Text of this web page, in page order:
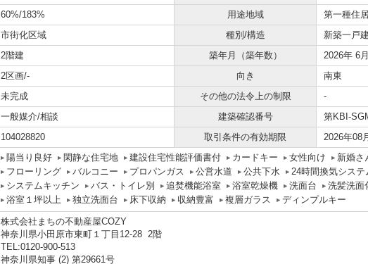
60%/183% 用途地域
第一種住
市街化区域 種別/構造
新築一戸
2階建 築年月（築年数）
2026年 6
2区画/- 向き
南東
未完成 その他の法令上の制限
-
一般媒介/相談 建築確認番号
第KBI-
104028820 取引条件の有効期限 2026年08
陽当り良好 閑静な住宅地 建設住宅性能評価書付 カードキー 女性向け 新婚さ
フローリング
バルコニー プロパンガス 公営水道 公共下水 24時間換気システ
システムキッチン
バス・トイレ別 追焚機能浴室 浴室乾燥機 洗面台 洗髪洗面
浴室１坪以上
独立洗面台 床下収納 収納豊富 複層ガラス ディンプルキー
株式会社まちの不動産屋COZY
神奈川県小田原市東町１丁目12-28 2階
TEL:0120-900-513
神奈川県知事 (2) 第29661号